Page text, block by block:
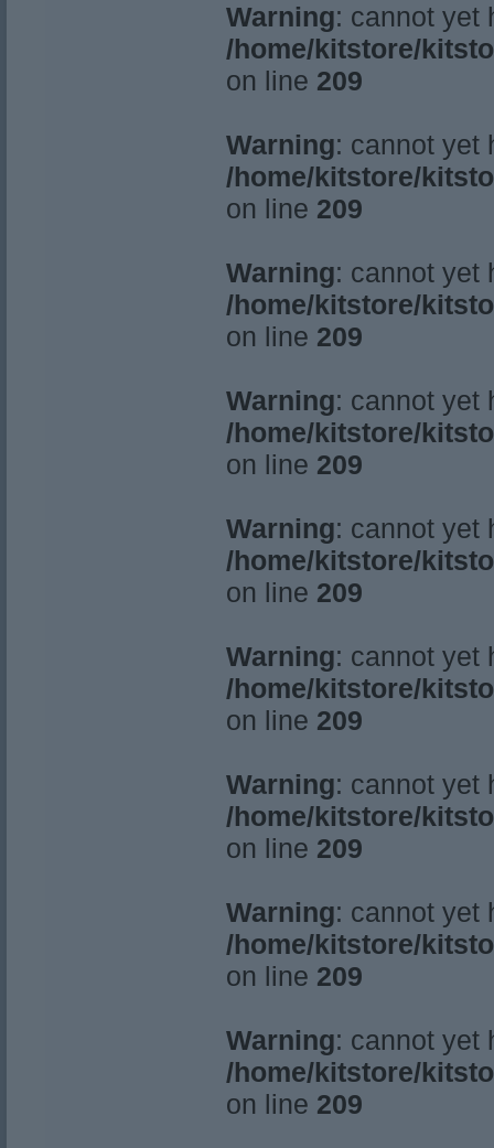
Warning: cannot yet
/home/kitstore/
on line 209
Warning: cannot yet
/home/kitstore/
on line 209
Warning: cannot yet
/home/kitstore/
on line 209
Warning: cannot yet
/home/kitstore/
on line 209
Warning: cannot yet
/home/kitstore/
on line 209
Warning: cannot yet
/home/kitstore/
on line 209
Warning: cannot yet
/home/kitstore/
on line 209
Warning: cannot yet
/home/kitstore/
on line 209
Warning: cannot yet
/home/kitstore/
on line 209